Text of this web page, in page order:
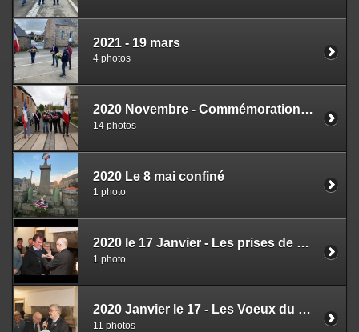
2021 - 19 mars
4 photos
2020 Novembre - Commémoration confinée
14 photos
2020 Le 8 mai confiné
1 photo
2020 le 17 Janvier - Les prises de Parole
1 photo
2020 Janvier le 17 - Les Voeux du Maire
11 photos